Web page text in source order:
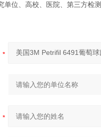
单位、高校、医院、第三方检